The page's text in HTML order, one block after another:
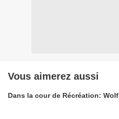
Vous aimerez aussi
Dans la cour de Récréation: Wolf